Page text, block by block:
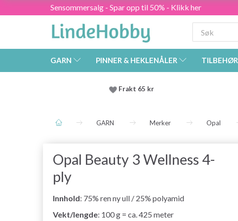
Sensommersalg - Spar opp til 50% - Klikk her
GARN PINNER & HEKLENÅLER TILBEHØR
Frakt 65 kr
GARN Merker Opal
Opal Beauty 3 Wellness 4-
ply
Innhold: 75% ren ny ull / 25% polyamid
Vekt/lengde: 100 g = ca. 425 meter